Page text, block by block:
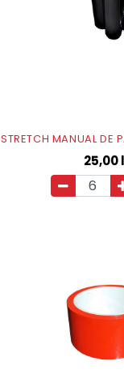
STRETCH MANUAL DE
25,00